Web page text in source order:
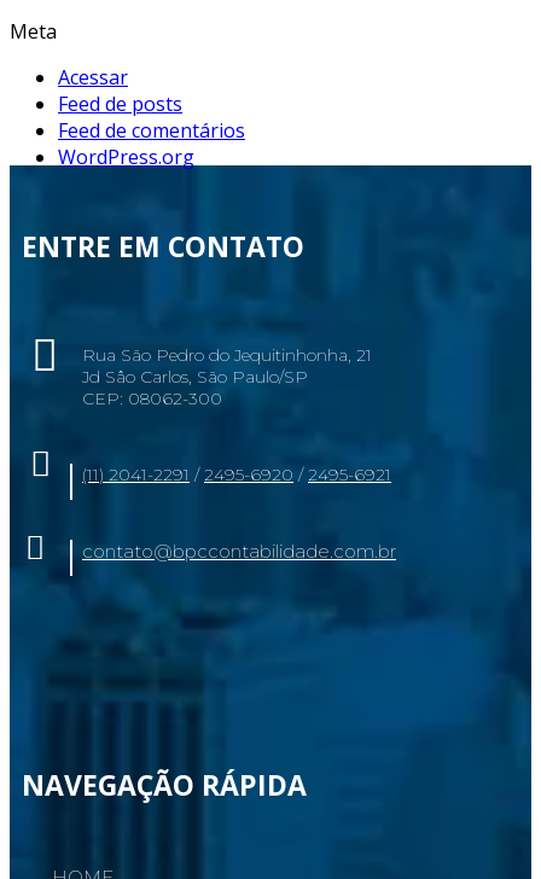
Meta
Acessar
Feed de posts
Feed de comentários
WordPress.org
ENTRE EM CONTATO
Rua São Pedro do Jequitinhonha, 21
Jd Sâo Carlos, São Paulo/SP
CEP: 08062-300
(11) 2041-2291 /2495-6920 /2495-6921
contato@bpccontabilidade.com.br
NAVEGAÇÃO RÁPIDA